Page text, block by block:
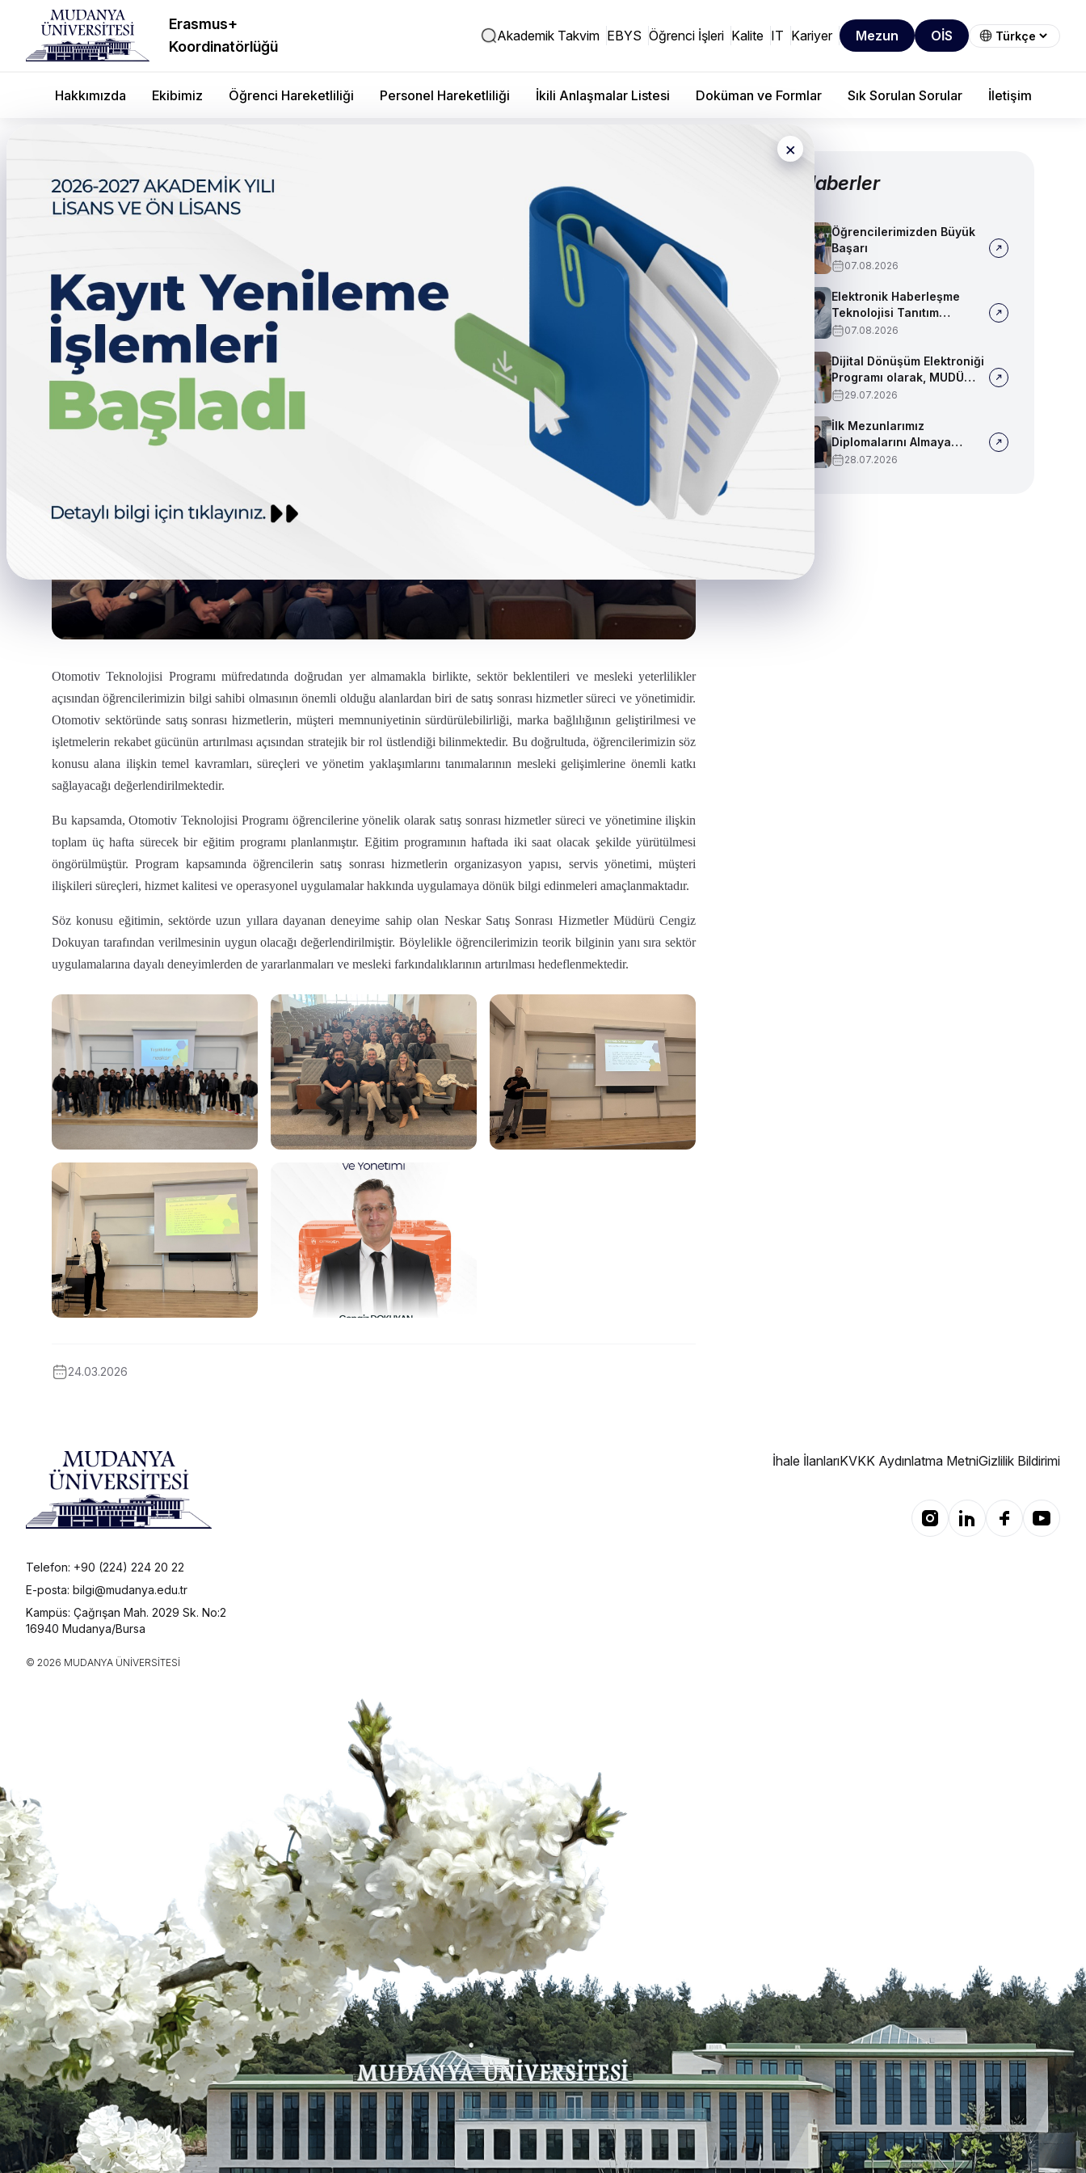
Erasmus+
Koordinatörlüğü
Akademik Takvim EBYS Öğrenci İşleri Kalite IT Kariyer Mezun OİS
Hakkımızda Ekibimiz Öğrenci Hareketliliği Personel Hareketliliği İkili Anlaşmalar Listesi Doküman ve Formlar Sık Sorulan Sorular İletişim
×
NESKAR SSH Müdürü Cengiz DOKUYAN’ın SSH
Eğitimi Dersi
Otomotiv Teknolojisi Programı müfredatında doğrudan yer almamakla birlikte, sektör beklentileri ve mesleki yeterlilikler
açısından öğrencilerimizin bilgi sahibi olmasının önemli olduğu alanlardan biri de satış sonrası hizmetler süreci ve yönetimidir.
Otomotiv sektöründe satış sonrası hizmetlerin, müşteri memnuniyetinin sürdürülebilirliği, marka bağlılığının geliştirilmesi ve
işletmelerin rekabet gücünün artırılması açısından stratejik bir rol üstlendiği bilinmektedir. Bu doğrultuda, öğrencilerimizin söz
konusu alana ilişkin temel kavramları, süreçleri ve yönetim yaklaşımlarını tanımalarının mesleki gelişimlerine önemli katkı
sağlayacağı değerlendirilmektedir.
Bu kapsamda, Otomotiv Teknolojisi Programı öğrencilerine yönelik olarak satış sonrası hizmetler süreci ve yönetimine ilişkin
toplam üç hafta sürecek bir eğitim programı planlanmıştır. Eğitim programının haftada iki saat olacak şekilde yürütülmesi
öngörülmüştür. Program kapsamında öğrencilerin satış sonrası hizmetlerin organizasyon yapısı, servis yönetimi, müşteri
ilişkileri süreçleri, hizmet kalitesi ve operasyonel uygulamalar hakkında uygulamaya dönük bilgi edinmeleri amaçlanmaktadır.
Söz konusu eğitimin, sektörde uzun yıllara dayanan deneyime sahip olan Neskar Satış Sonrası Hizmetler Müdürü Cengiz
Dokuyan tarafından verilmesinin uygun olacağı değerlendirilmiştir. Böylelikle öğrencilerimizin teorik bilginin yanı sıra sektör
uygulamalarına dayalı deneyimlerden de yararlanmaları ve mesleki farkındalıklarının artırılması hedeflenmektedir.
24.03.2026
Diğer Haberler
Öğrencilerimizden Büyük
Başarı
07.08.2026
Elektronik Haberleşme
Teknolojisi Tanıtım
Videosu
07.08.2026
Dijital Dönüşüm Elektroniği
Programı olarak, MUDÜ
Tercih Tanıtım Günleri'nde
29.07.2026
İlk Mezunlarımız
Diplomalarını Almaya
Başladı
28.07.2026
Telefon: +90 (224) 224 20 22
E-posta: bilgi@mudanya.edu.tr
Kampüs: Çağrışan Mah. 2029 Sk. No:2
16940 Mudanya/Bursa
© 2026 MUDANYA ÜNIVERSITESI
İhale İlanlarıKVKK Aydınlatma MetniGizlilik Bildirimi